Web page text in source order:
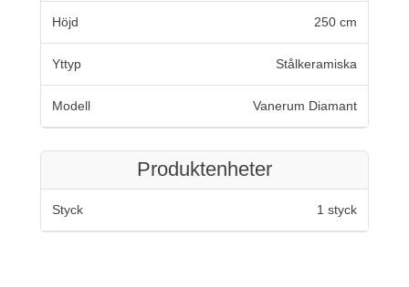
Höjd 250 cm
Yttyp Stålkeramiska
Modell Vanerum Diamant
Produktenheter
Styck 1 styck